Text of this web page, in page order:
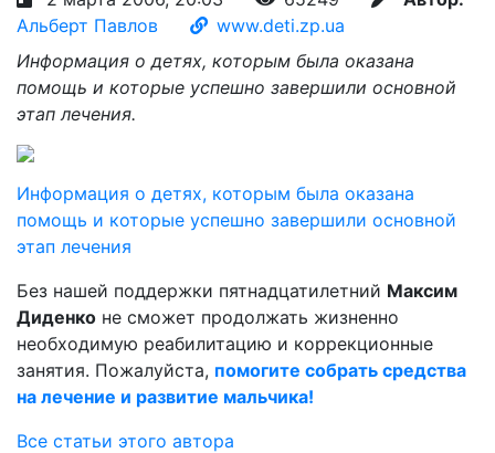
Альберт Павлов
www.deti.zp.ua
Информация о детях, которым была оказана
помощь и которые успешно завершили основной
этап лечения.
Информация о детях, которым была оказана
помощь и которые успешно завершили основной
этап лечения
Без нашей поддержки пятнадцатилетний Максим
Диденко не сможет продолжать жизненно
необходимую реабилитацию и коррекционные
занятия. Пожалуйста, помогите собрать средства
на лечение и развитие мальчика!
Все статьи этого автора